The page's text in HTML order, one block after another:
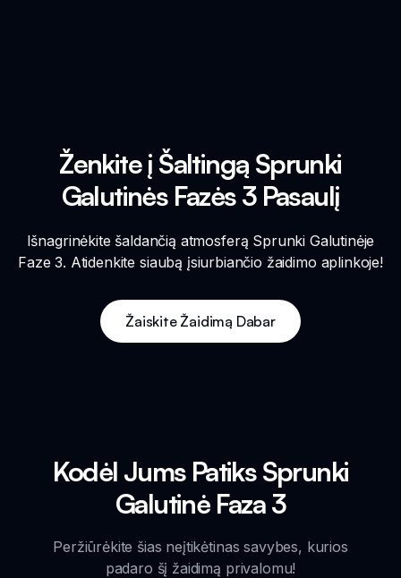
Ženkite į Šaltingą Sprunki
Galutinės Fazės 3 Pasaulį
Išnagrinėkite šaldančią atmosferą Sprunki Galutinėje
Faze 3. Atidenkite siaubą įsiurbiančio žaidimo aplinkoje!
Žaiskite Žaidimą Dabar
Kodėl Jums Patiks Sprunki
Galutinė Faza 3
Peržiūrėkite šias neįtikėtinas savybes, kurios
padaro šį žaidimą privalomu!